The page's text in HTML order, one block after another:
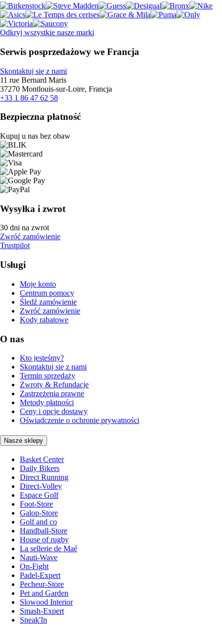
Odkryj wszystkie nasze marki
Serwis posprzedażowy we Francja
Skontaktuj się z nami
11 rue Bernard Maris
37270 Montlouis-sur-Loire, Francja
+33 1 86 47 62 58
Bezpieczna płatność
Kupuj u nas bez obaw
Wysyłka i zwrot
30 dni na zwrot
Zwróć zamówienie
Trustpilot
Usługi
Moje konto
Centrum pomocy
Śledź zamówienie
Zwróć zamówienie
Kody rabatowe
O nas
Kto jesteśmy?
Skontaktuj się z nami
Termin sprzedaży
Zwroty & Refundacje
Zastrzeżenia prawne
Metody płatności
Ceny i opcje dostawy
Oświadczenie o ochronie prywatności
Nasze sklepy
Basket Center
Daily Bikers
Direct Running
Direct-Volley
Espace Golf
Foot-Store
Galop-Store
Golf and co
Handball-Store
House of rugby
La sellerie de Maé
Nauti-Wave
On-Fight
Padel-Expert
Pecheur-Store
Pet and Garden
Slowood Interior
Smash-Expert
Sneak'In